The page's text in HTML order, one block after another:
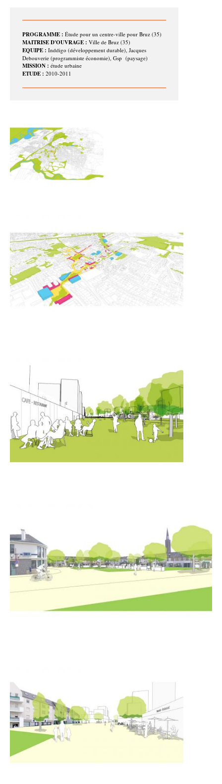
PROGRAMME : Étude pour un centre-ville pour Bruz (35)
MAITRISE D'OUVRAGE : Ville de Bruz (35)
EQUIPE : Inddigo (développement durable), Jacques
Debouverie (programmiste économie), Gsp (paysage)
MISSION : étude urbaine
ETUDE : 2010-2011